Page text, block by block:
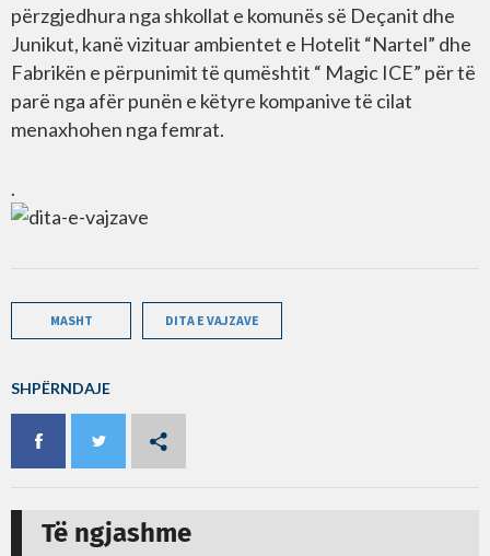
përzgjedhura nga shkollat e komunës së Deçanit dhe
Junikut, kanë vizituar ambientet e Hotelit “Nartel” dhe
Fabrikën e përpunimit të qumështit “ Magic ICE” për të
parë nga afër punën e këtyre kompanive të cilat
menaxhohen nga femrat.
.
MASHT DITA E VAJZAVE
SHPËRNDAJE
Të ngjashme